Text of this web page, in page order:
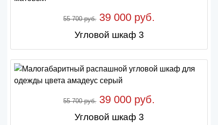
55 700 руб. 39 000 руб.
Угловой шкаф 3
55 700 руб. 39 000 руб.
Угловой шкаф 3